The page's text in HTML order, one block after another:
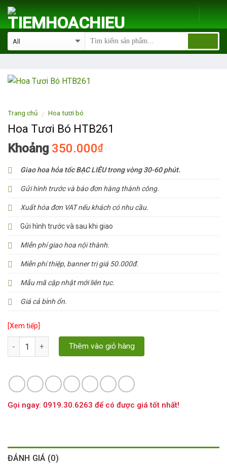
Skip
content
Trang chủ / Hoa tươi bó
Hoa Tươi Bó HTB261
Khoảng 350.000₫
Giao hoa hỏa tốc BẠC LIÊU trong vòng 30-60 phút.
Gửi hình trước và báo đơn hàng thành công.
Xuất hóa đơn VAT nếu khách có nhu cầu.
Gửi hình trước và sau khi giao
MIễn phí giao hoa nội thành.
Miễn phí thiệp, banner trị giá 50.000đ.
Mẫu mã cập nhật mới liên tục.
Giá cả bình ổn.
[Xem tiếp]
Số lượng Thêm vào giỏ hàng
Gọi ngay: 0919.30.6263 để có được giá tốt nhất!
ĐÁNH GIÁ (0)